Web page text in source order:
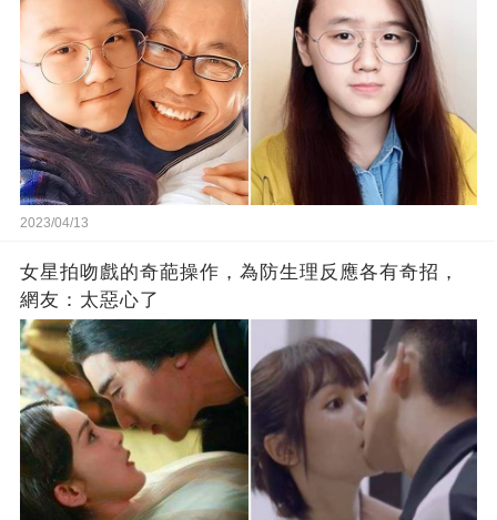
2023/04/13
女星拍吻戲的奇葩操作，為防生理反應各有奇招，
網友：太惡心了